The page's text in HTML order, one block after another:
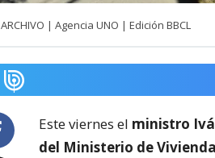
ARCHIVO | Agencia UNO | Edición BBCL
Este viernes el ministro
del Ministerio de